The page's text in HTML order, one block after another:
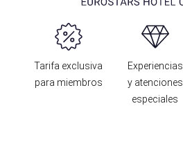
Tarifa exclusiva
para miembros
Experiencias
y atenciones
especiales